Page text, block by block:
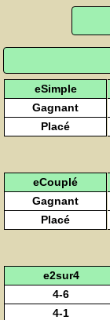
eSimple
Gagnant
Placé
eCouplé
Gagnant
Placé
e2sur4
4-6
4-1